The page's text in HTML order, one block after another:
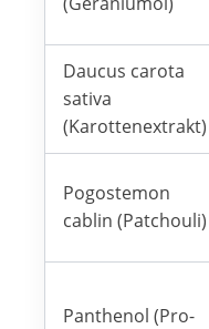
Daucus carota
sativa
(Karottenextrakt)
Pogostemon
cablin (Patchouli)
Panthenol (Pro-